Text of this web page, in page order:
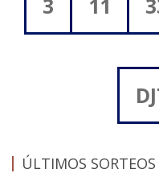
3 11
ÚLTIMOS SORTEOS